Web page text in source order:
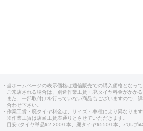
・当ホームページの表示価格は通信販売での購入価格となって
ご来店される場合は、別途作業工賃・廃タイヤ料金がかか
また、一部取付けを行っていない商品もございますので、
合わせ下さい。
・作業工賃・廃タイヤ料金は、サイズ・車種により異なります
※作業工賃は店頭工賃表通りとさせていただきます。
目安:(タイヤ単品¥2,200/1本、廃タイヤ¥550/1本、バルブ